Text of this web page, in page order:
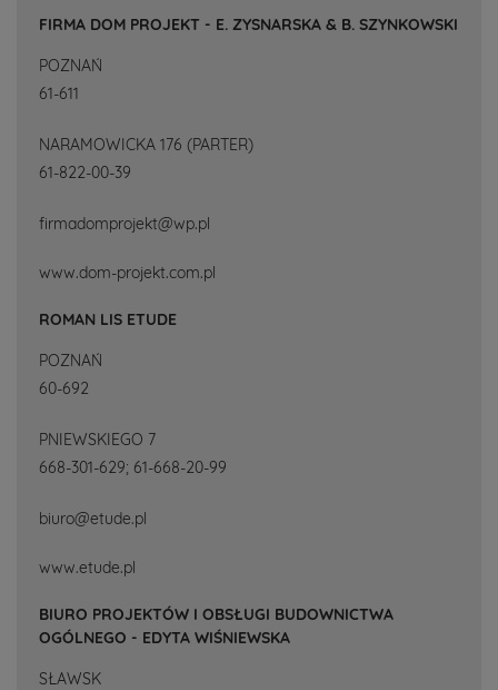
FIRMA DOM PROJEKT - E. ZYSNARSKA & B. SZYNKOWSKI
POZNAŃ
61-611
NARAMOWICKA 176 (PARTER)
61-822-00-39
firmadomprojekt@wp.pl
www.dom-projekt.com.pl
ROMAN LIS ETUDE
POZNAŃ
60-692
PNIEWSKIEGO 7
668-301-629; 61-668-20-99
biuro@etude.pl
www.etude.pl
BIURO PROJEKTÓW I OBSŁUGI BUDOWNICTWA
OGÓLNEGO - EDYTA WIŚNIEWSKA
SŁAWSK